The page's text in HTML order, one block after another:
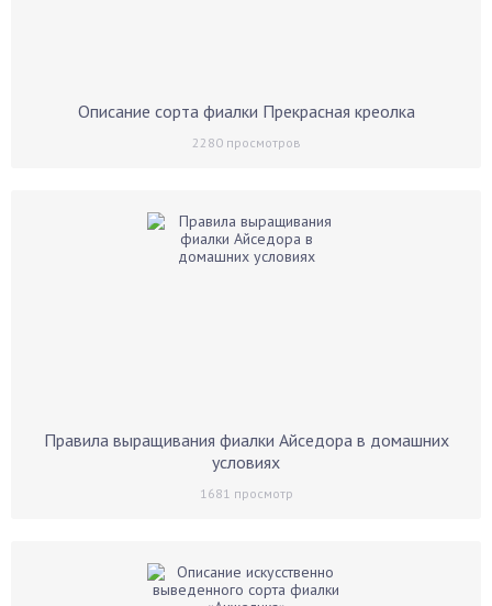
Описание сорта фиалки Прекрасная креолка
2280просмотров
Правила выращивания фиалки Айседора в домашних
условиях
1681 просмотр